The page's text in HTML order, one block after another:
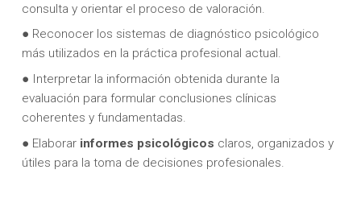
consulta y orientar el proceso de valoración.
● Reconocer los sistemas de diagnóstico psicológico
más utilizados en la práctica profesional actual.
● Interpretar la información obtenida durante la
evaluación para formular conclusiones clínicas
coherentes y fundamentadas.
● Elaborar informes psicológicos claros, organizados y
útiles para la toma de decisiones profesionales.